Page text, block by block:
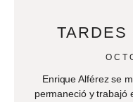
TARDES
Enrique Alférez se
permaneció y trabajó